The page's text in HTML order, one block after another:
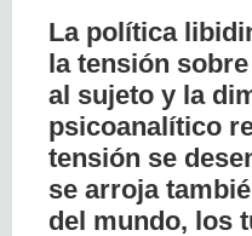
La política
la tensión
al sujeto y la
psicoanalítico
tensión se
se arroja
del mundo, los